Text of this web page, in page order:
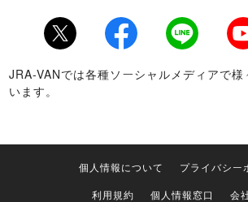
Twitter Facebook LINE
JRA-VANでは各種ソーシャルメディアで
います。
個人情報について
プライバシー
利用規約
個人情報窓口 会